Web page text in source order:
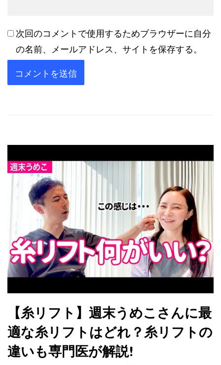
次回のコメントで使用するためブラウザーに自分
の名前、メールアドレス、サイトを保存する。
【糸リフト】週末うめこさんに最
適な糸リフトはどれ？糸リフトの
違いも専門医が解説!